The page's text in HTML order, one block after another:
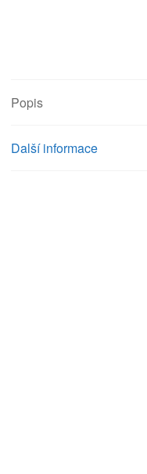
Popis
Další informace